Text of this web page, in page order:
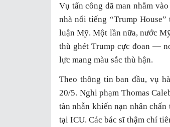
Vụ tấn công dã man nhằm
nhà nổi tiếng “Trump
luận Mỹ. Một lần nữa, nước
thù ghét Trump cực đoan —
lực mang màu sắc thù hận.
Theo thông tin ban đầu, vụ
20/5. Nghi phạm Thomas
tàn nhẫn khiến nạn nhân
tại ICU. Các bác sĩ thậm chí